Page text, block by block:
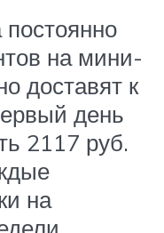
постоянно
на мини-
доставят к
день
2117 руб.
на